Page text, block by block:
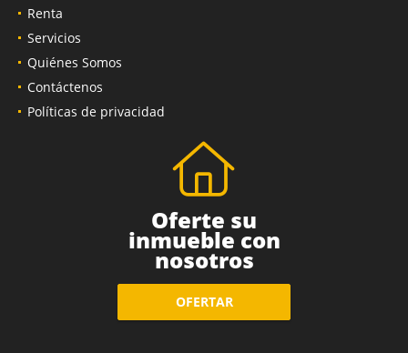
Renta
Servicios
Quiénes Somos
Contáctenos
Políticas de privacidad
Oferte su
inmueble con
nosotros
OFERTAR